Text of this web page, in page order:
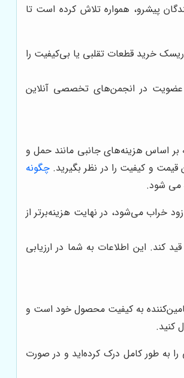
پیشرو، همواره تلاش کرده است تا
ریسک خرید قطعات تقلبی یا بی‌کیفیت را
عضویت در انجمن‌های تخصصی آنلاین
بر اساس هزینه‌های جانبی مانند حمل و
قیمت و کیفیت را در نظر بگیرید.چگونه
می شود.
خراب می‌شود، در نهایت هزینه‌برتر از
کند. این اطلاعات به شما در ارزیابی
به کیفیت محصول خود است و
کنید.
را به طور کامل درک کرده‌اید و در صورت